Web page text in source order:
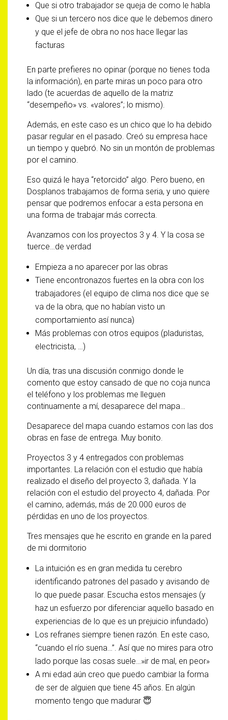
Que si otro trabajador se queja de como le habla
Que si un tercero nos dice que le debemos dinero
y que el jefe de obra no nos hace llegar las
facturas
En parte prefieres no opinar (porque no tienes toda
la información), en parte miras un poco para otro
lado (te acuerdas de aquello de la matriz
“desempeño» vs. «valores”; lo mismo).
Además, en este caso es un chico que lo ha debido
pasar regular en el pasado. Creó su empresa hace
un tiempo y quebró. No sin un montón de problemas
por el camino.
Eso quizá le haya “retorcido” algo. Pero bueno, en
Dosplanos trabajamos de forma seria, y uno quiere
pensar que podremos enfocar a esta persona en
una forma de trabajar más correcta.
Avanzamos con los proyectos 3 y 4. Y la cosa se
tuerce…de verdad
Empieza a no aparecer por las obras
Tiene encontronazos fuertes en la obra con los
trabajadores (el equipo de clima nos dice que se
va de la obra, que no habían visto un
comportamiento así nunca)
Más problemas con otros equipos (pladuristas,
electricista, …)
Un día, tras una discusión conmigo donde le
comento que estoy cansado de que no coja nunca
el teléfono y los problemas me lleguen
continuamente a mí, desaparece del mapa…
Desaparece del mapa cuando estamos con las dos
obras en fase de entrega. Muy bonito.
Proyectos 3 y 4 entregados con problemas
importantes. La relación con el estudio que había
realizado el diseño del proyecto 3, dañada. Y la
relación con el estudio del proyecto 4, dañada. Por
el camino, además, más de 20.000 euros de
pérdidas en uno de los proyectos.
Tres mensajes que he escrito en grande en la pared
de mi dormitorio
La intuición es en gran medida tu cerebro
identificando patrones del pasado y avisando de
lo que puede pasar. Escucha estos mensajes (y
haz un esfuerzo por diferenciar aquello basado en
experiencias de lo que es un prejuicio infundado)
Los refranes siempre tienen razón. En este caso,
“cuando el río suena…”. Así que no mires para otro
lado porque las cosas suele…»ir de mal, en peor»
A mi edad aún creo que puedo cambiar la forma
de ser de alguien que tiene 45 años. En algún
momento tengo que madurar 😇